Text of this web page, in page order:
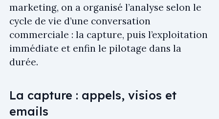
marketing, on a organisé l’analyse selon le
cycle de vie d’une conversation
commerciale : la capture, puis l’exploitation
immédiate et enfin le pilotage dans la
durée.
La capture : appels, visios et
emails